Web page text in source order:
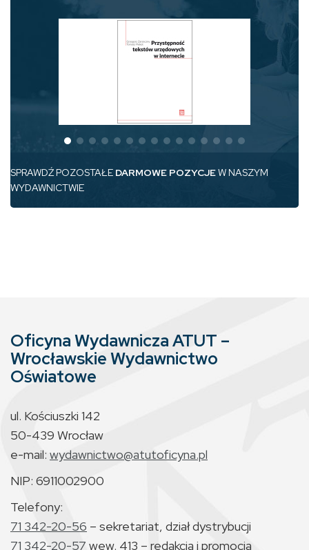
SPRAWDŹ POZOSTAŁE DARMOWE POZYCJEW NASZYM
WYDAWNICTWIE
Oficyna Wydawnicza ATUT –
Wrocławskie Wydawnictwo
Oświatowe
ul. Kościuszki 142
50-439 Wrocław
e-mail: wydawnictwo@atutoficyna.pl
NIP: 6911002900
Telefony:
71 342-20-56 – sekretariat, dział dystrybucji
71 342-20-57 wew. 413 – redakcja i promocja